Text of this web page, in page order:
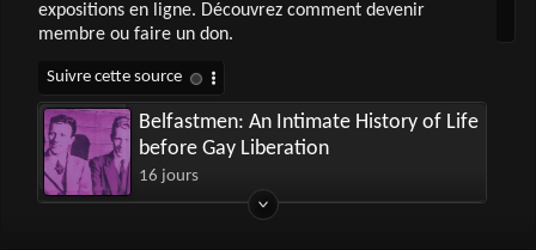
expositions en ligne. Découvrez comment devenir
membre ou faire un don.
Belfastmen: An Intimate History of Life
before Gay Liberation
16 jours